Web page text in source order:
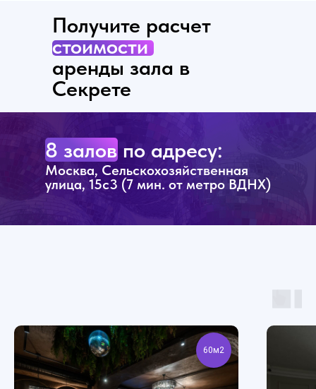
Получите расчет
стоимости
аренды зала в
Секрете
8 залов по адресу:
Москва, Сельскохозяйственная
улица, 15с3 (7 мин. от метро ВДНХ)
60м2